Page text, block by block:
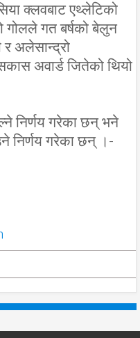
क्लवबाट एथ्लेटिको
गोलले गत बर्षको बेलुन
र अलेसान्द्रो
अवार्ड जितेको थियो
निर्णय गरेका छन् भने
निर्णय गरेका छन् ।-